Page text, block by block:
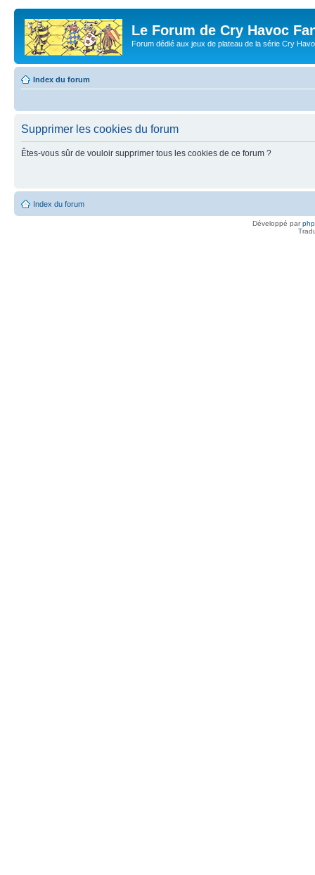
Le Forum de Cry Havoc
Forum dédié aux jeux de plateau de la série Cry
Index du forum
Supprimer les cookies du forum
Êtes-vous sûr de vouloir supprimer tous les cookies de ce forum ?
Index du forum
Développé par